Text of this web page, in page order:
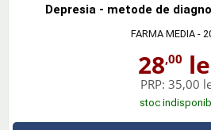
Depresia - metode de
FARMA MEDIA-
28,00
PRP: 35,00
stoc